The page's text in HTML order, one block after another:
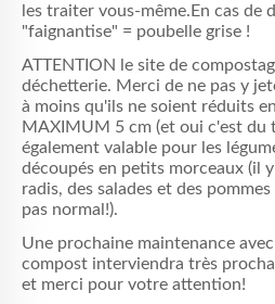
les traiter vous-même.En cas de
"faignantise" = poubelle grise !
ATTENTION le site de
déchetterie. Merci de ne pas y
à moins qu'ils ne soient réduits
MAXIMUM 5 cm (et oui c'est du
également valable pour les
découpés en petits morceaux (il
radis, des salades et des
pas normal!).
Une prochaine maintenance
compost interviendra très
et merci pour votre attention!